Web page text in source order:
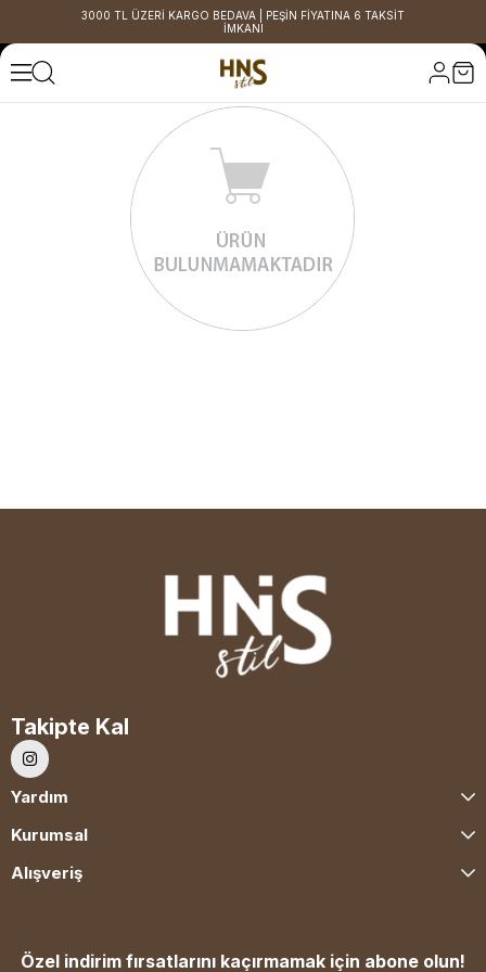
3000 TL ÜZERİ KARGO BEDAVA | PEŞİN FİYATINA 6 TAKSİT
İMKANI
Takipte Kal
Yardım
Kurumsal
Alışveriş
Özel indirim fırsatlarını kaçırmamak için abone olun!